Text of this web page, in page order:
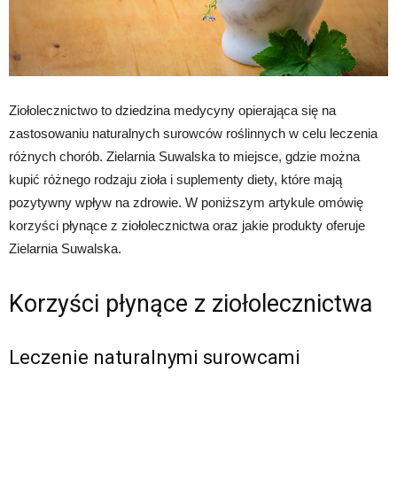
Ziołolecznictwo to dziedzina medycyny opierająca się na
zastosowaniu naturalnych surowców roślinnych w celu leczenia
różnych chorób. Zielarnia Suwalska to miejsce, gdzie można
kupić różnego rodzaju zioła i suplementy diety, które mają
pozytywny wpływ na zdrowie. W poniższym artykule omówię
korzyści płynące z ziołolecznictwa oraz jakie produkty oferuje
Zielarnia Suwalska.
Korzyści płynące z ziołolecznictwa
Leczenie naturalnymi surowcami